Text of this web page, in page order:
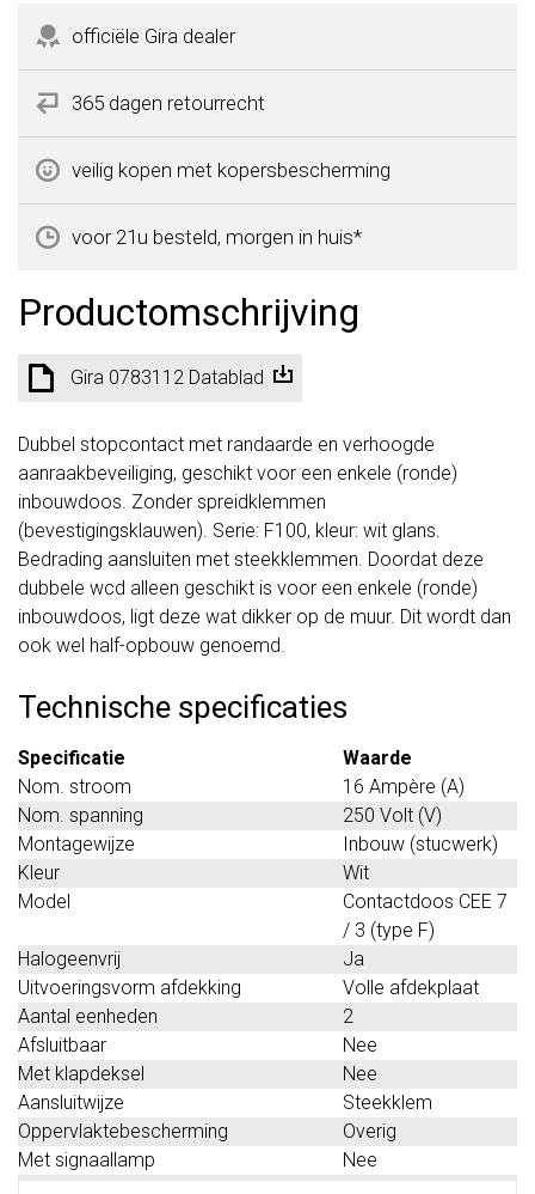
officiële Gira dealer
365 dagen retourrecht
veilig kopen met kopersbescherming
voor 21u besteld, morgen in huis*
Productomschrijving
Gira 0783112 Datablad
Dubbel stopcontact met randaarde en verhoogde
aanraakbeveiliging, geschikt voor een enkele (ronde)
inbouwdoos. Zonder spreidklemmen
(bevestigingsklauwen). Serie: F100, kleur: wit glans.
Bedrading aansluiten met steekklemmen. Doordat deze
dubbele wcd alleen geschikt is voor een enkele (ronde)
inbouwdoos, ligt deze wat dikker op de muur. Dit wordt dan
ook wel half-opbouw genoemd.
Technische specificaties
Specificatie
Waarde
Nom. stroom
16 Ampère (A)
Nom. spanning
250 Volt (V)
Montagewijze
Inbouw (stucwerk)
Kleur
Wit
Model
Contactdoos CEE 7
/ 3 (type F)
Halogeenvrij
Ja
Uitvoeringsvorm afdekking
Volle afdekplaat
Aantal eenheden
2
Afsluitbaar
Nee
Met klapdeksel
Nee
Aansluitwijze
Steekklem
Oppervlaktebescherming
Overig
Met signaallamp
Nee